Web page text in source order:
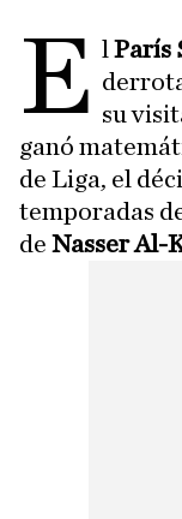
E lParís
su
ganó
de Liga, el
temporadas
de Nasser Al-